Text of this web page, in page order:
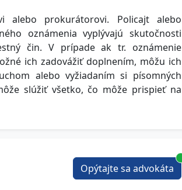
alebo prokurátorovi. Policajt alebo
oznámenia vyplývajú skutočnosti
čin. V prípade ak tr. oznámenie
ich zadovážiť doplnením, môžu ich
alebo vyžiadaním si písomných
slúžiť všetko, čo môže prispieť na
Opýtajte sa advokáta